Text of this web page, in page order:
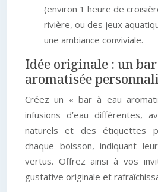
(environ 1 heure de
rivière, ou des jeux
une ambiance conviviale.
Idée originale : un bar
aromatisée
Créez un « bar à eau
infusions d’eau différentes,
naturels et des étiquettes
chaque boisson, indiquant
vertus. Offrez ainsi à vos
gustative originale et